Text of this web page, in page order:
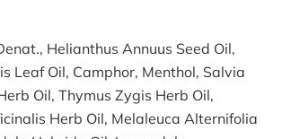
Helianthus Annuus Seed Oil,
Leaf Oil, Camphor, Menthol, Salvia
Oil, Thymus Zygis Herb Oil,
Herb Oil, Melaleuca Alternifolia